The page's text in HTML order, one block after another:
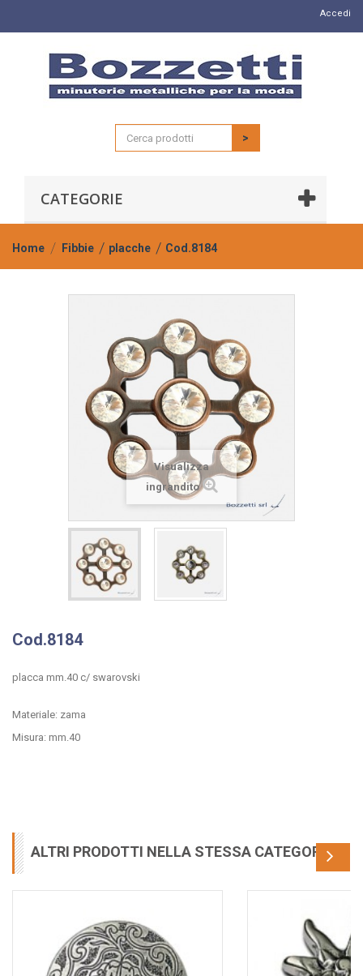
Accedi
>
CATEGORIE
Home Fibbie placche Cod.8184
Visualizza
ingrandito
Cod.8184
placca mm.40 c/ swarovski
Materiale: zama
Misura: mm.40
ALTRI PRODOTTI NELLA STESSA CATEGORIA